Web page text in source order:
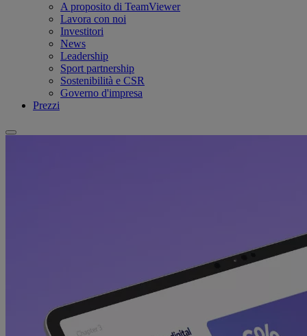
A proposito di TeamViewer
Lavora con noi
Investitori
News
Leadership
Sport partnership
Sostenibilità e CSR
Governo d'impresa
Prezzi